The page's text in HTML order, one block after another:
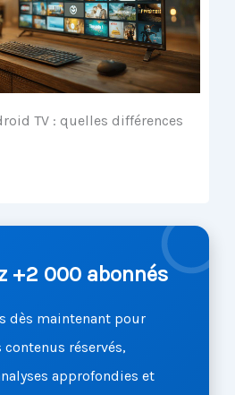
TV : quelles différences
+2 000 abonnés
dès maintenant pour
contenus réservés,
approfondies et